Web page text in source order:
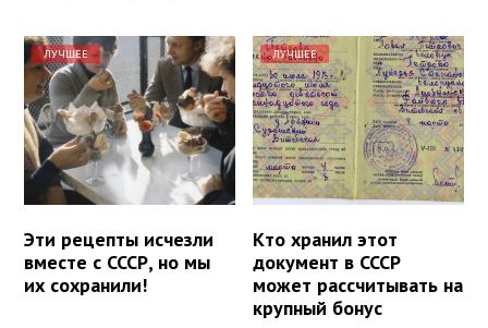
ЛУЧШЕЕ
Эти рецепты исчезли
вместе с СССР, но мы
их сохранили!
ЛУЧШЕЕ
Кто хранил этот
документ в СССР
может рассчитывать на
крупный бонус